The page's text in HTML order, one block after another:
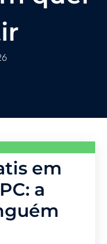
em
a